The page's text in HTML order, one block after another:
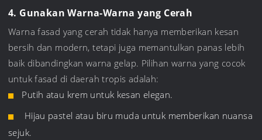
4. Gunakan Warna-Warna yang Cerah
Warna fasad yang cerah tidak hanya memberikan kesan
bersih dan modern, tetapi juga memantulkan panas lebih
baik dibandingkan warna gelap. Pilihan warna yang cocok
untuk fasad di daerah tropis adalah:
Putih atau krem untuk kesan elegan.
Hijau pastel atau biru muda untuk memberikan nuansa
sejuk.